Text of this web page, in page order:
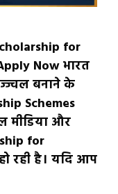
for
Now भारत
बनाने के
Schemes
मीडिया और
for
रही है। यदि आप